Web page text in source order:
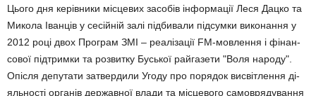
Цього дня керівники місцевих засобів інфор­мації Леся Дацко та
Микола Іван­ців у сесійній залі під­би­вали підсумки виконання у
2012 році двох Програм ЗМІ – реалізації FM-мовлення і фінан­
сової підтримки та розвитку Бу­ської райгазети "Воля народу".
Опісля депутати за­твер­дили Угоду про порядок висвітлення ді­
яльності органів державної влади та місцевого самоврядування